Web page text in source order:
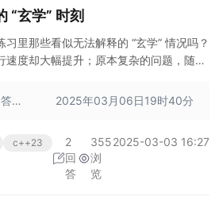
大
的
谷
户
一
“玄学” 时刻
里那些看似无法解释的 “玄学” 情况吗？
速度却大幅提升；原本复杂的问题，随意
因素
：
2025年03月06日19时40分
c++23
2
回
答
355
浏
览
2025-03-03 16:27